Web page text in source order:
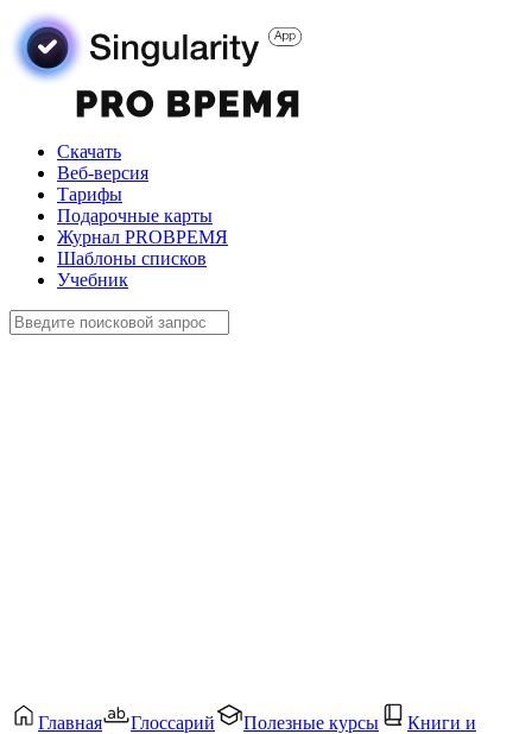
Скачать
Веб-версия
Тарифы
Подарочные карты
Журнал PROВРЕМЯ
Шаблоны списков
Учебник
Главная Глоссарий Полезные курсы
Книги и